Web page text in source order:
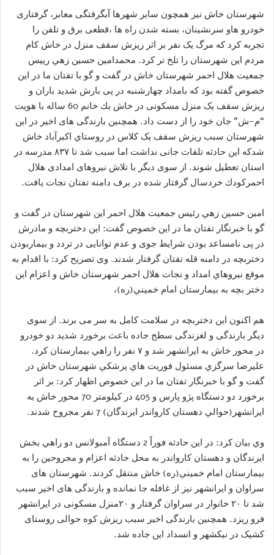
شهرستان خاش نیز همچون سایر شهرها آبگرفتگی معابر، گرفتاری
خودرو هاو سرنشینان، بسته شدن راه ها ،قطعی برق و تلفن را
تجربه کرد که مرگ یک نفر بر اثر ریزش سقف منزل در خاش کام
مردم این شهرستان را تلخ تر کرد. محمدامين حسين زهي رييس
جمعيت هلال احمر شهرستان خاش در گفت و گو با تفتان ما در این
خصوص گفته بود که بامداد چهارشنبه در پی بارش شديد باران و
ریزش سقف یک منزل مسکونی در خاش يك خانم 60 ساله با هويت
“م-ش” جان خود را از دست داد. همچنین بارندگی های اخیر در این
شهرستان سبب ریزش سقف یک کلاس در روستاي اكبرآباد خاش
شدکه این حادثه تلفات جانی نداشت اما سبب شد تا ۸۳۷ مدرسه در
استان تعطیل شوند. از سوی دیگر با تلاش نیروهای امدادی هلال
احمركودك خردسال گرفتار شده در برف دامنه تفتان نجات يافت.
امين حسين زهي رئیس جمعیت هلال احمر این شهرستان در گفت و
گو با خبرنگار تفتان ما در این خصوص گفت: اين دختربچه و مادرش
در پی نامساعد بودن شرایط جوی و عدم توانایی در تردد و بيماربودن
دختربچه در دامنه قله تفتان گرفتار شدند. وی تصريح كرد: با اقدام به
موقع نيروهاي امداد و نجات هلال احمر شهرستان خاش و اعزام اين
دختر بچه به بيمارستان امام خميني(ره)،
هم اکنون اين دختربچه در سلامت کامل به سر می برند. از سوی
دیگر بارندگی و لغزندگی سطح جاده باعث برخورد شديد دو خودرو
در محور خاش به ايرانشهر شد و ۷ نفر را راهي بيمارستان کرد.
عليرضا سرگزي مسئول فوريت هاي پزشكي شهرستان خاش در
گفت و گو با خبرنگار تفتان ما در این خصوص اظهار كرد: بر اثر
برخورد دو دستگاه پژو پارس و 405 در کیلومتر 70 محور خاش به
ايرانشهر(حوالي دهستان كارواندر ایرندگان) 7 نفر مجروح شدند.
وي بيان كرد: در اين حادثه فوراً 2 دستگاه آمبولانس دو راهي بخش
ايرندگان و دهستان كارواندر به محل حادثه اعزام و مجروحين را به
بيمارستان امام خميني(ره) خاش منتقل كردند. شهرستان های
سراوان و ایرانشهر نیز از غافله جا نمانده و بارندگی های اخیر سبب
شد تا ۲۰ خانوار در سراوان گرفتار و ۲۰منزل مسکونی در ایرانشهر
فرو ریزد. همچنین بارندگی اخیر سبب ریزش کوه حوالی روستای
کشیک در نیکشهر و انسداد این جاده شد.